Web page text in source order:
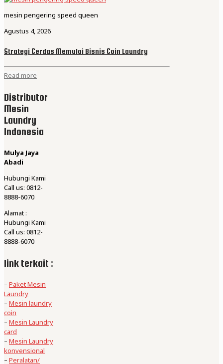
mesin pengering speed queen
Agustus 4, 2026
Strategi Cerdas Memulai Bisnis Coin Laundry
Read more
Distributor
Mesin
Laundry
Indonesia
Mulya Jaya
Abadi
Hubungi Kami
Call us: 0812-
8888-6070
Alamat :
Hubungi Kami
Call us: 0812-
8888-6070
link terkait :
– Paket Mesin
Laundry
– Mesin laundry
coin
– Mesin Laundry
card
– Mesin Laundry
konvensional
– Peralatan/